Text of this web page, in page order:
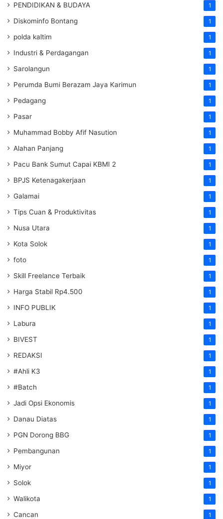
PENDIDIKAN & BUDAYA 1
Diskominfo Bontang 1
polda kaltim 1
Industri & Perdagangan 1
Sarolangun 1
Perumda Bumi Berazam Jaya Karimun 1
Pedagang 1
Pasar 1
Muhammad Bobby Afif Nasution 1
Alahan Panjang 1
Pacu Bank Sumut Capai KBMI 2 1
BPJS Ketenagakerjaan 1
Galamai 1
Tips Cuan & Produktivitas 1
Nusa Utara 1
Kota Solok 1
foto 1
Skill Freelance Terbaik 1
Harga Stabil Rp4.500 1
INFO PUBLIK 1
Labura 1
BIVEST 1
REDAKSI 1
#Ahli K3 1
#Batch 1
Jadi Opsi Ekonomis 1
Danau Diatas 1
PGN Dorong BBG 1
Pembangunan 1
Miyor 1
Solok 1
Walikota 1
Cancan 1